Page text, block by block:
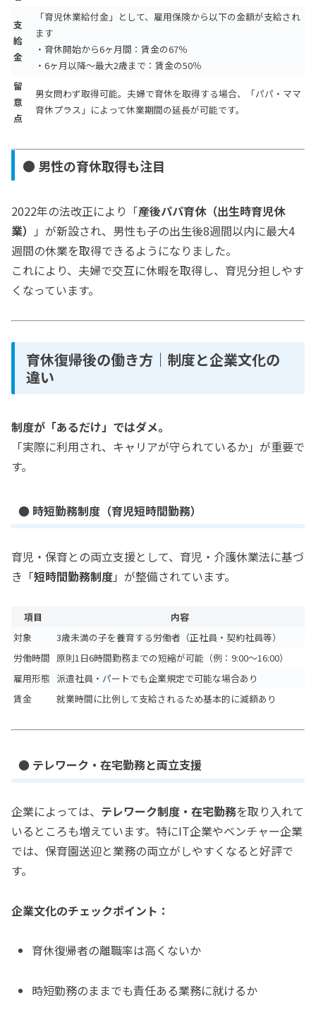
支
給
金
「育児休業給付金」として、雇用保険から以下の金額が支給され
ます
・育休開始から6ヶ月間：賃金の67％
・6ヶ月以降～最大2歳まで：賃金の50％
留
意
点
男女問わず取得可能。夫婦で育休を取得する場合、「パパ・ママ
育休プラス」によって休業期間の延長が可能です。
● 男性の育休取得も注目
2022年の法改正により「産後パパ育休（出生時育児休
業）
」が新設され、男性も子の出生後8週間以内に最大4
週間の休業を取得できるようになりました。
これにより、夫婦で交互に休暇を取得し、育児分担しやす
くなっています。
育休復帰後の働き方｜制度と企業文化の
違い
制度が「あるだけ」ではダメ。
「実際に利用され、キャリアが守られているか」が重要で
す。
● 時短勤務制度（育児短時間勤務）
育児・保育との両立支援として、育児・介護休業法に基づ
き「短時間勤務制度」が整備されています。
項目
内容
対象
3歳未満の子を養育する労働者（正社員・契約社員等）
労働時間 原則1日6時間勤務までの短縮が可能（例：9:00〜16:00）
雇用形態 派遣社員・パートでも企業規定で可能な場合あり
賃金
就業時間に比例して支給されるため基本的に減額あり
● テレワーク・在宅勤務と両立支援
企業によっては、 テレワーク制度・在宅勤務を取り入れて
いるところも増えています。特にIT企業やベンチャー企業
では、保育園送迎と業務の両立がしやすくなると好評で
す。
企業文化のチェックポイント：
育休復帰者の離職率は高くないか
時短勤務のままでも責任ある業務に就けるか